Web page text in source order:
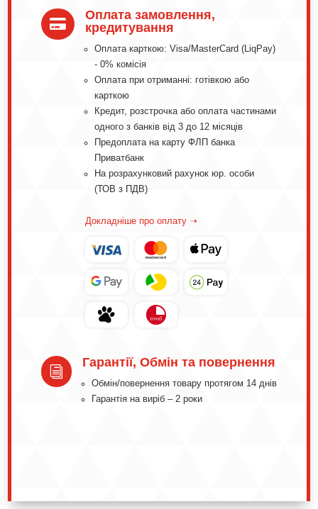

Оплата замовлення,
кредитування
Оплата карткою: Visa/MasterCard (LiqPay)
- 0% комісія
Оплата при отриманні: готівкою або
карткою
Кредит, розстрочка або оплата частинами
одного з банків від 3 до 12 місяців
Предоплата на карту ФЛП банка
Приватбанк
На розрахунковий рахунок юр. особи
(ТОВ з ПДВ)
Докладніше про оплату ➝
i
Гарантії, Обмін та повернення
Обмін/повернення товару протягом 14 днів
Гарантія на виріб – 2 роки